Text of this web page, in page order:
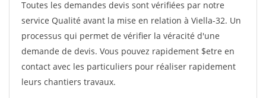
Toutes les demandes devis sont vérifiées par notre
service Qualité avant la mise en relation à Viella-32. Un
processus qui permet de vérifier la véracité d'une
demande de devis. Vous pouvez rapidement $etre en
contact avec les particuliers pour réaliser rapidement
leurs chantiers travaux.